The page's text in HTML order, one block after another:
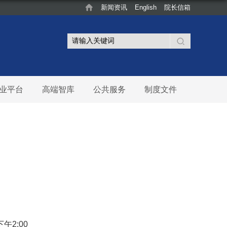
新闻资讯 English 院长信箱
平台 高端智库 公共服务 制度文件
午2:00